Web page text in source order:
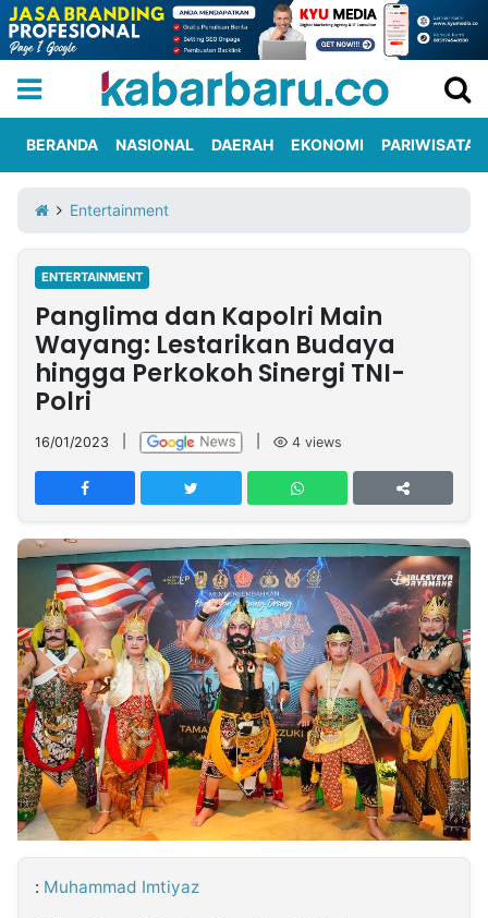
Iklan
Berita
Kami
Nasional
International
Olahraga
Entertainment
Daerah
Pariwisata
Kuliner
Kolom
Network
PT
TREETAN
MULTIMEDIA
INDONESIA
Partner
Insight
NTB
Suara
Time
Lens
IDN
Daily
Jogja
Jalan
Rakyat
Idealita
News
Kita
Notice
Dinamikapost.com
Radar
Baru
Seedbacklink
Follow
Kabarbaru
BERANDA NASIONAL DAERAH EKONOMI PARIWISATA
Entertainment
ENTERTAINMENT
Panglima dan Kapolri Main
Wayang: Lestarikan Budaya
hingga Perkokoh Sinergi TNI-
Polri
16/01/2023 4 views
: Muhammad Imtiyaz